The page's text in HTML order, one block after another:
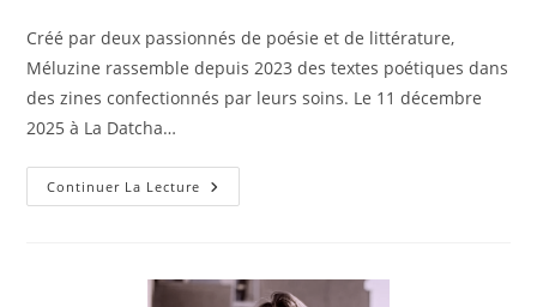
Créé par deux passionnés de poésie et de littérature,
Méluzine rassemble depuis 2023 des textes poétiques dans
des zines confectionnés par leurs soins. Le 11 décembre
2025 à La Datcha…
Continuer La Lecture